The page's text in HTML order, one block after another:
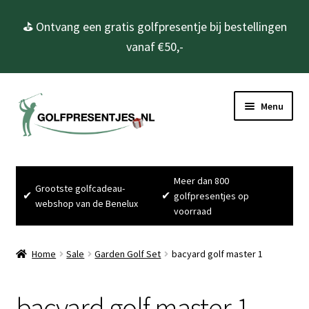
⛳ Ontvang een gratis golfpresentje bij bestellingen
vanaf €50,-
Ga
door
naar
Ga
naar
de
Menu
Golfcadeau’s
Golfbenodigdheden
Cadeausets
✔
Grootste golfcadeau-
webshop van de Benelux
✔
Meer dan 800
golfpresentjes op
voorraad
Home Sale Garden Golf Set bacyard golf master 1